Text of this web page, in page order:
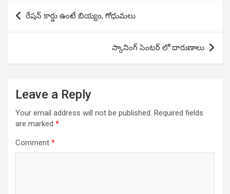
Post
navigation
రేషన్ కార్డు ఉంటే బియ్యం, గోధుమలు
స్కానింగ్ సెంటర్ లో దారుణాలు
Leave a Reply
Your email address will not be published. Required fields
are marked *
Comment *